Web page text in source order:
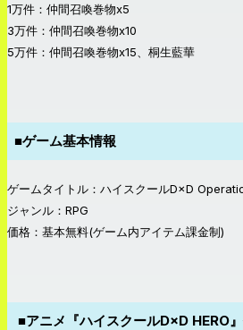
1万件：仲間召喚巻物x5
3万件：仲間召喚巻物x10
5万件：仲間召喚巻物x15、桐生藍華
■ゲーム基本情報
ゲームタイトル：ハイスクールD×D
ジャンル：RPG
価格：基本無料(ゲーム内アイテム課金制)
■アニメ『ハイスクールD×D HERO